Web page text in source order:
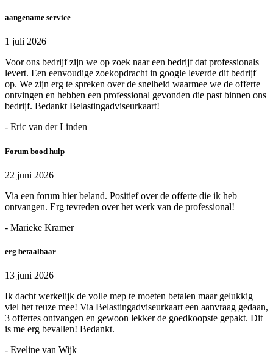
aangename service
1 juli 2026
Voor ons bedrijf zijn we op zoek naar een bedrijf dat professionals
levert. Een eenvoudige zoekopdracht in google leverde dit bedrijf
op. We zijn erg te spreken over de snelheid waarmee we de offerte
ontvingen en hebben een professional gevonden die past binnen ons
bedrijf. Bedankt Belastingadviseurkaart!
- Eric van der Linden
Forum bood hulp
22 juni 2026
Via een forum hier beland. Positief over de offerte die ik heb
ontvangen. Erg tevreden over het werk van de professional!
- Marieke Kramer
erg betaalbaar
13 juni 2026
Ik dacht werkelijk de volle mep te moeten betalen maar gelukkig
viel het reuze mee! Via Belastingadviseurkaart een aanvraag gedaan,
3 offertes ontvangen en gewoon lekker de goedkoopste gepakt. Dit
is me erg bevallen! Bedankt.
- Eveline van Wijk